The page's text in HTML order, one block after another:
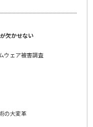
欠かせない
ウェア被害調査
の大変革